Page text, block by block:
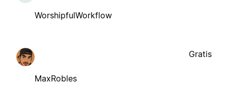
WorshipfulWorkflow
MaxRobles
Gratis